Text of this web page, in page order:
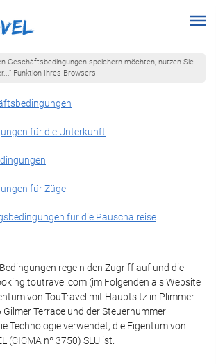
Geschäftsbedingungen speichern möchten, nutzen Sie
Funktion Ihres Browsers
für die Unterkunft
für Züge
für die Pauschalreise
regeln den Zugriff auf und die
(im Folgenden als Website
von TouTravel mit Hauptsitz in Plimmer
Gilmer Terrace und der Steuernummer
Technologie verwendet, die Eigentum von
(CICMA nº 3750) SLU ist.